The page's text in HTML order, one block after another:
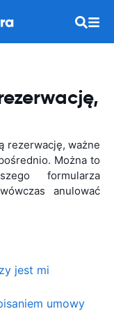
rezerwację, ważne
Można to
formularza
anulować
jest mi
umowy